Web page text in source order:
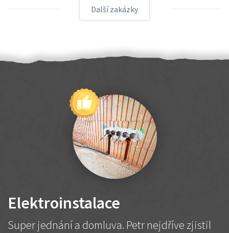
Další zakázky
Elektroinstalace
Super jednání a domluva. Petr nejdříve zjistil